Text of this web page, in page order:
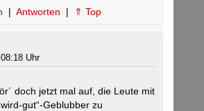
| Antworten | ⇑ Top
Uhr
doch jetzt mal auf, die Leute mit
gut“-Geblubber zu